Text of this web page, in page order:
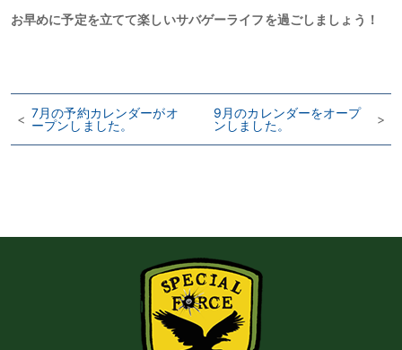
お早めに予定を立てて楽しいサバゲーライフを過ごしましょう！
< 7月の予約カレンダーがオ
ープンしました。
9月のカレンダーをオープ
ンしました。
>